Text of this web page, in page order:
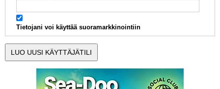
Tietojani voi käyttää suoramarkkinointiin